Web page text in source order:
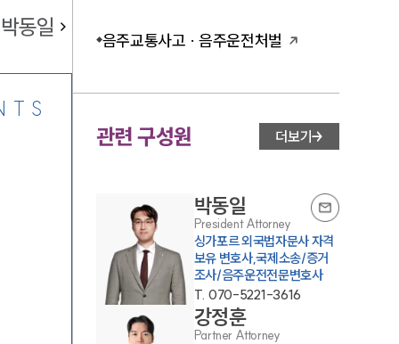
박동일
음주교통사고 · 음주운전처벌
관련 구성원 더보기
박동일
President Attorney
싱가포르 외국법자문사 자격
보유 변호사,국제소송/증거
조사/음주운전전문변호사
T. 070-5221-3616
강정훈
Partner Attorney